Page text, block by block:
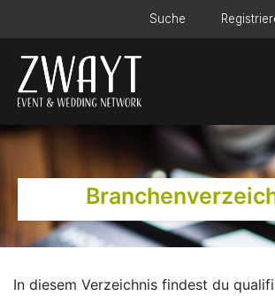
Suche
In diesem Verzeichnis findest du